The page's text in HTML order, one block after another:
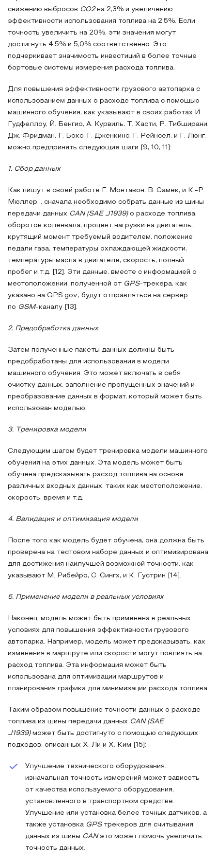
снижению выбросов CO2на 2,3% и увеличению
эффективности использования топлива на 2,5%. Если
точность увеличить на 20%, эти значения могут
достигнуть 4,5% и 5,0% соответственно. Это
подчеркивает значимость инвестиций в более точные
бортовые системы измерения расхода топлива.
Для повышения эффективности грузового автопарка с
использованием данных о расходе топлива с помощью
машинного обучения, как указывают в своих работах И.
Гудфеллоу, Й. Бенгио, А. Курвиль, Т. Хасти, Р. Тибширани,
Дж. Фридман, Г. Бокс, Г. Дженкинс, Г. Рейнсел, и Г. Люнг,
можно предпринять следующие шаги [9, 10, 11]:
1. Сбор данных
Как пишут в своей работе Г. Монтавон, В. Самек, и К.-Р.
Мюллер, , сначала необходимо собрать данные из шины
передачи данных CAN (SAE J1939)о расходе топлива,
оборотов коленвала, процент нагрузки на двигатель,
крутящий момент требуемый водителем, положение
педали газа, температуры охлаждающей жидкости,
температуры масла в двигателе, скорость, полный
пробег и т.д. [12]. Эти данные, вместе с информацией о
местоположении, полученной от GPS-трекера, как
указано на GPS.gov., будут отправляться на сервер
по GSM-каналу [13].
2. Предобработка данных
Затем полученные пакеты данных должны быть
предобработаны для использования в модели
машинного обучения. Это может включать в себя
очистку данных, заполнение пропущенных значений и
преобразование данных в формат, который может быть
использован моделью.
3. Тренировка модели
Следующим шагом будет тренировка модели машинного
обучения на этих данных. Эта модель может быть
обучена предсказывать расход топлива на основе
различных входных данных, таких как местоположение,
скорость, время и т.д.
4. Валидация и оптимизация модели
После того как модель будет обучена, она должна быть
проверена на тестовом наборе данных и оптимизирована
для достижения наилучшей возможной точности, как
указывают М. Рибейро, С. Сингх, и К. Густрин [14].
5. Применение модели в реальных условиях
Наконец, модель может быть применена в реальных
условиях для повышения эффективности грузового
автопарка. Например, модель может предсказывать, как
изменения в маршруте или скорости могут повлиять на
расход топлива. Эта информация может быть
использована для оптимизации маршрутов и
планирования графика для минимизации расхода топлива.
Таким образом повышение точности данных о расходе
топлива из шины передачи данных CAN (SAE
J1939)может быть достигнуто с помощью следующих
подходов, описанных Х. Ли и Х. Ким [15]:
Улучшение технического оборудования:
изначальная точность измерений может зависеть
от качества используемого оборудования,
установленного в транспортном средстве.
Улучшение или установка белее точных датчиков, а
также установка GPSтрекеров для считывания
данных из шины CANэто может помочь увеличить
точность данных.